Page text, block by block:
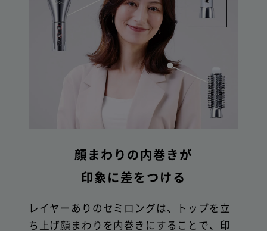
顔まわりの内巻きが
印象に差をつける
レイヤーありのセミロングは、トップを立
ち上げ顔まわりを内巻きにすることで、印